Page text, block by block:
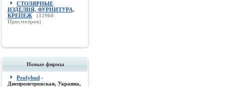
СТОЛЯРНЫЕ
ИЗДЕЛИЯ, ФУРНИТУРА,
КРЕПЕЖ
(12960
Просмотров)
Новые фирмы
Profybud -
Днепропетровская, Украина,